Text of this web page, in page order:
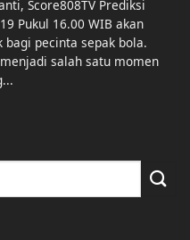
Score808TV Prediksi
Pukul 16.00 WIB akan
pecinta sepak bola.
salah satu momen